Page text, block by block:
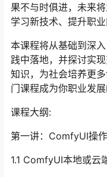
果不与时俱进，未来
学习新技术、提升职
本课程将从基础到深
践中落地，并探讨实
知识，为社会培养更
门课程成为你职业发
课程大纲:
第一讲：ComfyUI操
1.1 ComfyUI本地或云